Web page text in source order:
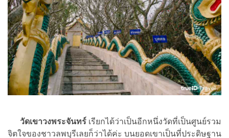
วัดเขาวงพระจันทร์ เรียกได้ว่าเป็นอีกหนึ่งวัดที่เป็นศูนย์รวม
จิตใจของชาวลพบุรีเลยก็ว่าได้ค่ะ บนยอดเขาเป็นที่ประดิษฐาน